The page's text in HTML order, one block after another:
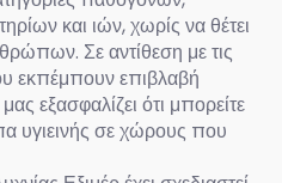
και ιών, χωρίς να θέτει
Σε αντίθεση με τις
εκπέμπουν επιβλαβή
εξασφαλίζει ότι μπορείτε
υγιεινής σε χώρους που